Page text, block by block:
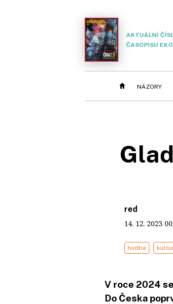
AKTUÁLNÍ
ČASOPISU
NÁZORY
red
14. 12. 2023
hudba
V roce 2024
Do Česka